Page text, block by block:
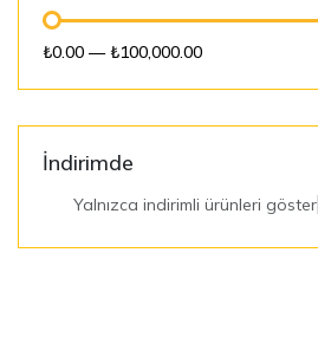
₺0.00 —₺100,000.00
İndirimde
Yalnızca indirimli ürünleri göster